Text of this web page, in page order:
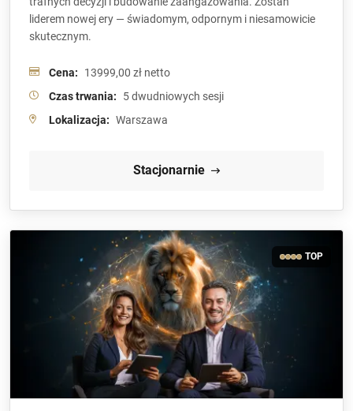
liderem nowej ery — świadomym, odpornym i niesamowicie
skutecznym.
Cena:
13999,00 zł netto
Czas trwania:
5 dwudniowych sesji
Lokalizacja: Warszawa
Stacjonarnie
TOP